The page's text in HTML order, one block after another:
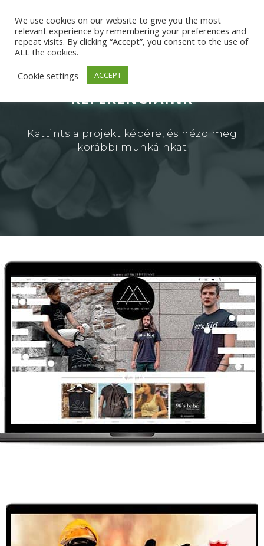
REFERENCIÁINK
Kattints a projekt képére, és nézd meg
korábbi munkáinkat
We use cookies on our website to give you the most
relevant experience by remembering your preferences and
repeat visits. By clicking “Accept”, you consent to the use of
ALL the cookies.
Cookie settings
ACCEPT